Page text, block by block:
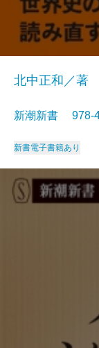
北中正和／著
新潮新書 978-
新書電子書籍あり